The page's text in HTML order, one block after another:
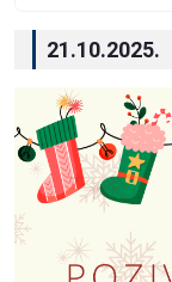
21.10.2025.